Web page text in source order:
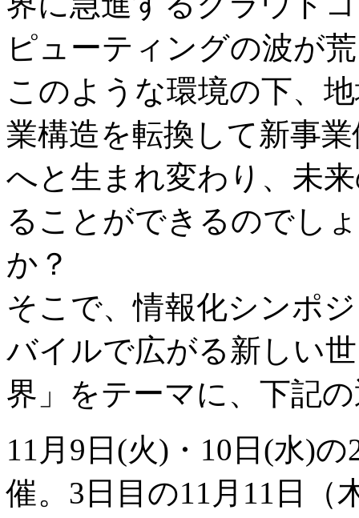
ピューティングの波が
このような環境の下、
業構造を転換して新事
へと生まれ変わり、未
ることができるのでし
か？
そこで、情報化シンポ
バイルで広がる新しい世
界」をテーマに、下記
11月9日(火)・10日(水)
催。3日目の11月11日（